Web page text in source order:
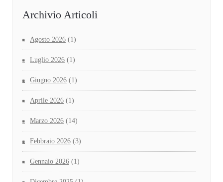
Archivio Articoli
Agosto 2026 (1)
Luglio 2026 (1)
Giugno 2026 (1)
Aprile 2026 (1)
Marzo 2026 (14)
Febbraio 2026 (3)
Gennaio 2026 (1)